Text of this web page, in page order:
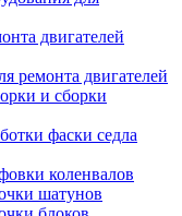
двигателей
ремонта двигателей
и сборки
фаски седла
коленвалов
шатунов